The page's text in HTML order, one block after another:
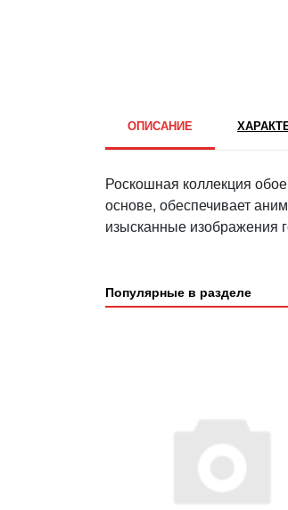
ОПИСАНИЕ
Роскошная коллекция
основе, обеспечивает
изысканные изображения
Популярные в разделе